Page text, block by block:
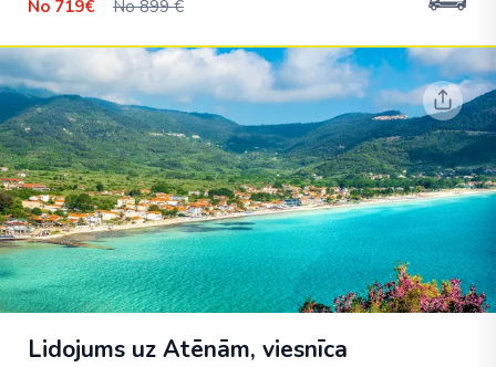
No 719€ No 899 €
Lidojums uz Atēnām, viesnīca